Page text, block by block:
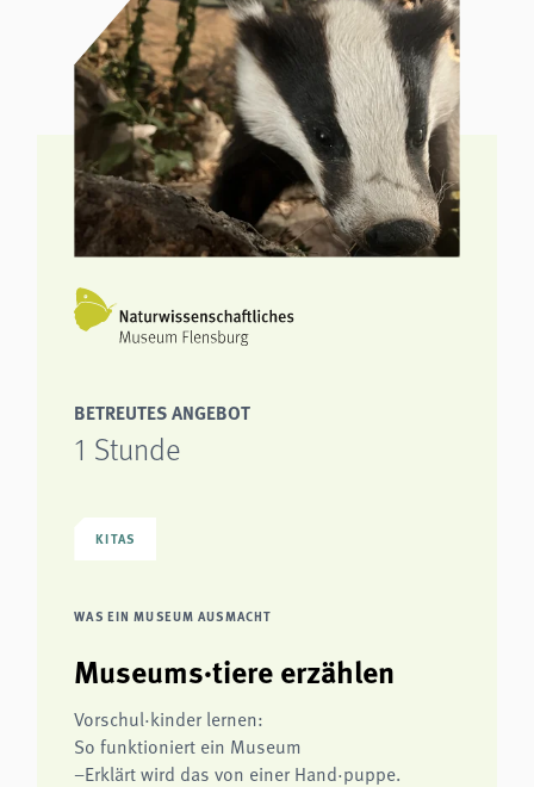
BETREUTES ANGEBOT
1 Stunde
KITAS
WAS EIN MUSEUM AUSMACHT
Museums·tiere erzählen
Vorschul·kinder lernen:
So funktioniert ein Museum
–Erklärt wird das von einer Hand·puppe.